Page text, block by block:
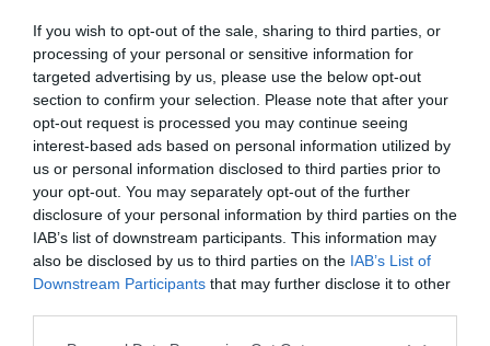
If you wish to opt-out of the sale, sharing to third parties, or
processing of your personal or sensitive information for
targeted advertising by us, please use the below opt-out
section to confirm your selection. Please note that after your
opt-out request is processed you may continue seeing
interest-based ads based on personal information utilized by
us or personal information disclosed to third parties prior to
your opt-out. You may separately opt-out of the further
disclosure of your personal information by third parties on the
IAB’s list of downstream participants. This information may
also be disclosed by us to third parties on the IAB’s List of
Downstream Participants that may further disclose it to other
Jaa tämä suloinen video myös ystävillesi! 🙂
Jaa artikkeli:
F M X W C S